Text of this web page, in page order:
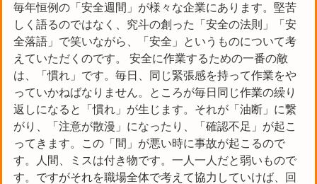
毎年恒例の「安全週間」が様々な企業にあります。堅苦
しく語るのではなく、究斗の創った「安全の法則」「安
全落語」で笑いながら、「安全」というものについて考
えていただくのです。 安全に作業するための一番の敵
は、「慣れ」です。毎日、同じ緊張感を持って作業をや
っていかねばなりません。ところが毎日同じ作業の繰り
返しになると「慣れ」が生じます。それが「油断」に繋
がり、「注意が散漫」になったり、「確認不足」が起こ
ってきます。この「間」が悪い時に事故が起こるので
す。人間、ミスは付き物です。一人一人だと弱いもので
す。ですがそれを職場全体で考えて協力していけば、回